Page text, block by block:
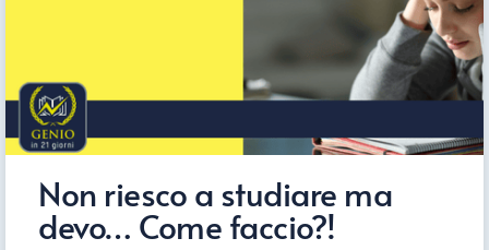
Non riesco a studiare ma
devo… Come faccio?!